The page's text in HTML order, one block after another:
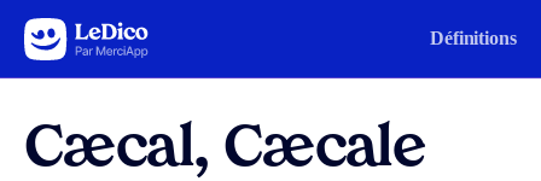
Aller au contenu Définitions
Cæcal, Cæcale